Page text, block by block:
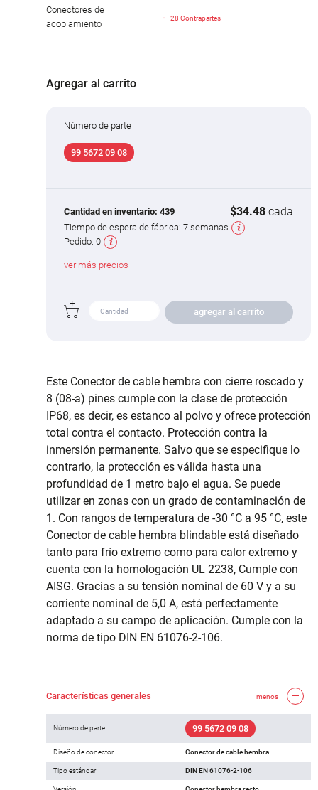
Conectores de
acoplamiento
28 Contrapartes
Agregar al carrito
Número de parte
99 5672 09 08
Cantidad en inventario: 439 $34.48 cada
Tiempo de espera de fábrica: 7 semanas
Pedido: 0
ver más precios
agregar al carrito
Este Conector de cable hembra con cierre roscado y
8 (08-a) pines cumple con la clase de protección
IP68, es decir, es estanco al polvo y ofrece protección
total contra el contacto. Protección contra la
inmersión permanente. Salvo que se especifique lo
contrario, la protección es válida hasta una
profundidad de 1 metro bajo el agua. Se puede
utilizar en zonas con un grado de contaminación de
1. Con rangos de temperatura de -30 °C a 95 °C, este
Conector de cable hembra blindable está diseñado
tanto para frío extremo como para calor extremo y
cuenta con la homologación UL 2238, Cumple con
AISG. Gracias a su tensión nominal de 60 V y a su
corriente nominal de 5,0 A, está perfectamente
adaptado a su campo de aplicación. Cumple con la
norma de tipo DIN EN 61076-2-106.
Características generales menos
Número de parte 99 5672 09 08
Diseño de conector Conector de cable hembra
Tipo estándar DIN EN 61076-2-106